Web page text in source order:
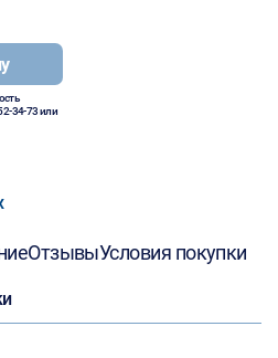
34-73или
ОтзывыУсловия покупки